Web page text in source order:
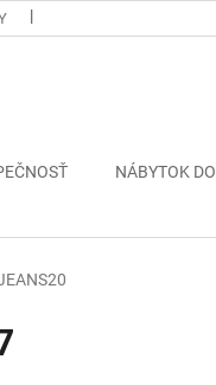
NÁBYTOK